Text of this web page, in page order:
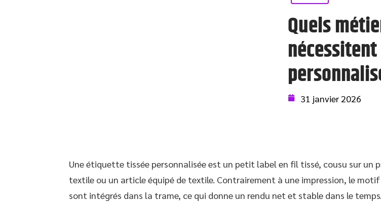
Quels
31 janvier 2026
Une étiquette tissée personnalisée est un petit label en fil tissé, cousu sur un
textile ou un article équipé de textile. Contrairement à une impression, le
sont intégrés dans la trame, ce qui donne un rendu net et stable dans le